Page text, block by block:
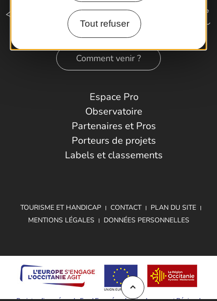
Tout refuser
Comment venir ?
Espace Pro
Observatoire
Partenaires et Pros
Porteurs de projets
Labels et classements
TOURISME ET HANDICAP CONTACT
PLAN DU SITE
MENTIONS LÉGALES
DONNÉES PERSONNELLES